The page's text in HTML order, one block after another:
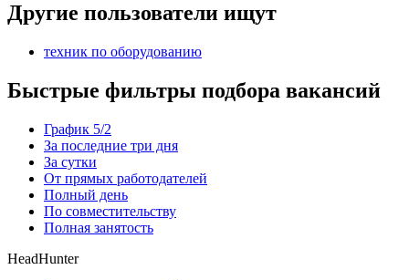
Другие пользователи ищут
техник по оборудованию
Быстрые фильтры подбора вакансий
График 5/2
За последние три дня
За сутки
От прямых работодателей
Полный день
По совместительству
Полная занятость
HeadHunter